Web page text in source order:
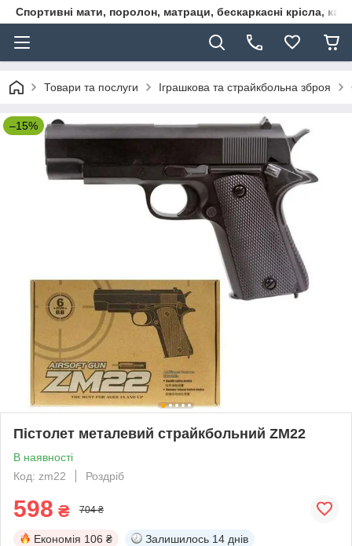
Спортивні мати, поролон, матраци, бескаркасні крісла,
Товари та послуги Іграшкова та страйкбольна зброя
–15%
Пістолет металевий страйкбольний ZM22
В наявності
Код: zm22
Роздріб
598 ₴ 704 ₴
Економія 106 ₴ Залишилось 14 днів